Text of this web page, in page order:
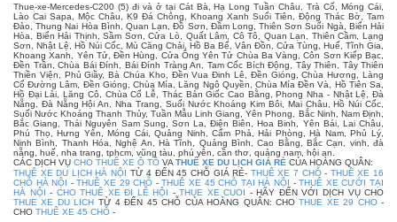
Thue-xe-Mercedes-C200 (5) đi và ở tại Cát Bà, Hạ Long Tuần Châu, Trà Cổ, Móng Cái,
Lào Cai Sapa, Mộc Châu, K9 Đá Chông, Khoang Xanh Suối Tiên, Động Thác Bờ, Tam
Đảo, Thung Nai Hòa Bình, Quan Lạn, Đồ Sơn, Đầm Long, Thiên Sơn Suối Ngà, Biển Hải
Hòa, Biển Hải Thịnh, Sầm Sơn, Cửa Lò, Quất Lâm, Cô Tô, Quan Lạn, Thiên Cầm, Lạng
Sơn, Nhật Lệ, Hồ Núi Cốc, Mù Căng Chải, Hồ Ba Bể, Vân Đồn, Cửa Tùng, Huế, Tĩnh Gia,
Khoang Xanh, Yên Tử, Đền Hùng, Cửa Ông Yên Tử Chùa Ba Vàng, Côn Sơn Kiếp Bạc,
Đền Trần, Chùa Bái Đính, Bái Đính Tràng An, Tam Cốc Bích Động, Tây Thiên, Tây Thiên
Thiền Viện, Phủ Giầy, Bà Chúa Kho, Đền Vua Đinh Lê, Đền Gióng, Chùa Hương, Làng
Cổ Đường Lâm, Đền Gióng, Chùa Mía, Lăng Ngô Quyền, Chùa Mía Đền Và, Hồ Tiên Sa,
Hồ Đại Lải, Lăng Cô, Chùa Cổ Lễ, Thác Bản Giốc Cao Bằng, Phong Nha - Nhật Lệ, Đà
Nẵng, Đà Nẵng Hội An, Nha Trang, Suối Nước Khoáng Kim Bôi, Mai Châu, Hồ Núi Cốc,
Suối Nước Khoáng Thanh Thủy, Tuần Mẫu Linh Giang, Yên Phong, Bắc Ninh, Nam Định,
Bắc Giang, Thái Nguyên Sam Sung, Sơn La, Điện Biên, Hoa Binh, Yên Bái, Lai Châu,
Phú Thọ, Hưng Yên, Móng Cái, Quảng Ninh, Cẩm Phả, Hải Phòng, Hà Nam, Phủ Lý,
Ninh Bình, Thanh Hóa, Nghệ An, Hà Tĩnh, Quảng Bình, Cao Bằng, Bắc Cạn, vinh, đà
nẵng, huế, nha trang, tphcm, vũng tàu, phú yên, cần thơ, quảng nam, hội an.
CÁC DỊCH VỤ CHO THUÊ XE Ô TÔ VA THUÊ XE DU LỊCH GIÁ RẺ CỦA HOÀNG QUÂN:
THUÊ XE DU LỊCH HÀ NỘI TỪ 4 ĐẾN 45 CHỖ GIÁ RẺ- THUÊ XE 7 CHỖ- THUÊ XE 16
CHỖ HÀ NỘI -THUÊ XE 29 CHỖ -THUÊ XE 45 CHỖ TẠI HÀ NỘI -THUÊ XE CƯỚI TẠI
HÀ NỘI - CHO THUÊ XE ĐI LỄ HỘI -THUE XE CUOI - HÃY ĐẾN VỚI DỊCH VỤ CHO
THUE XE DU LICH TỪ 4 ĐẾN 45 CHỖ CỦA HOÀNG QUÂN: CHOTHUE XE 29 CHO-
CHO THUÊ XE 45 CHỖ -